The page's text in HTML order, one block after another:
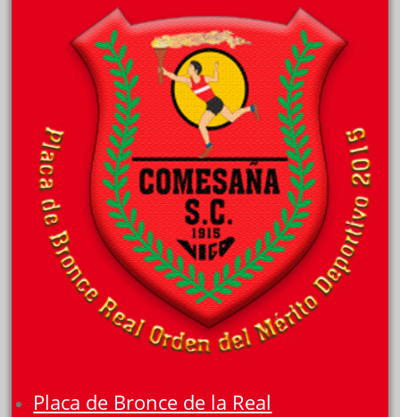
Placa de Bronce de la Real